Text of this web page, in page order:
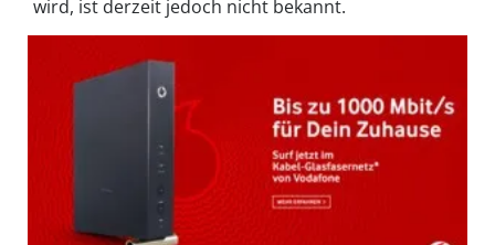
wird, ist derzeit jedoch nicht bekannt.